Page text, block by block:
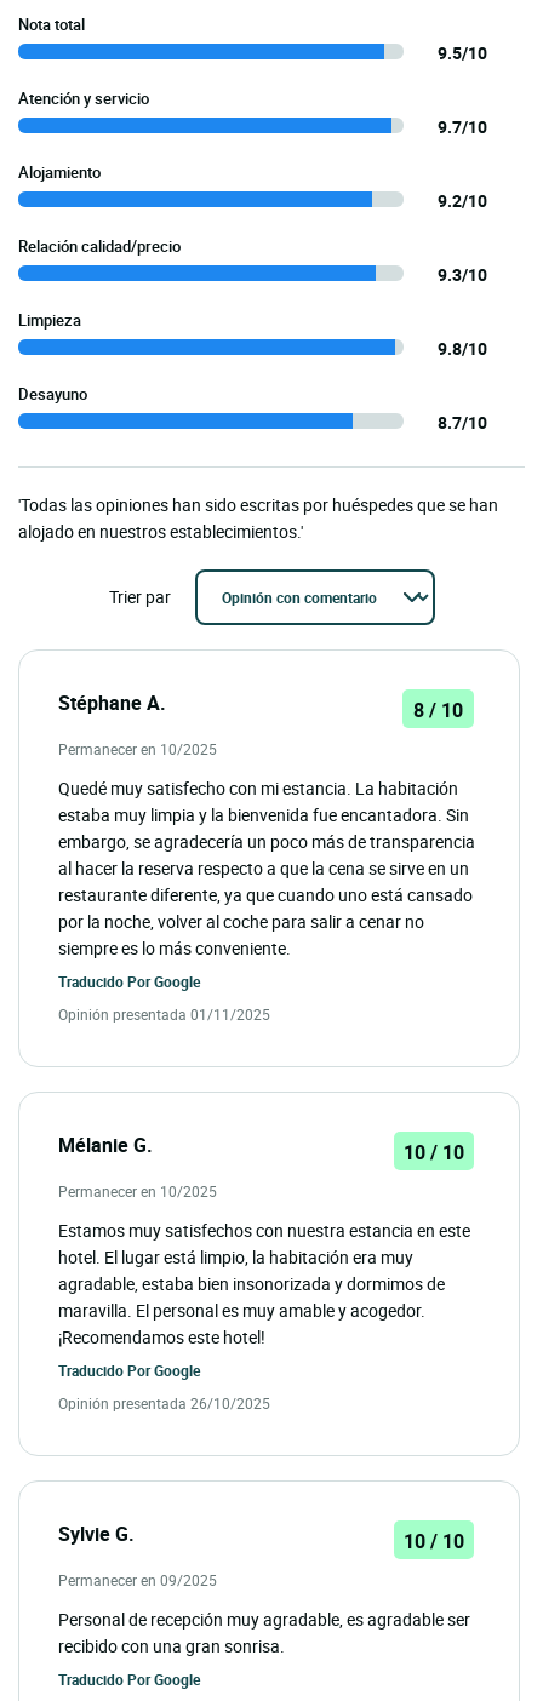
Nota total
9.5/10
Atención y servicio
9.7/10
Alojamiento
9.2/10
Relación calidad/precio
9.3/10
Limpieza
9.8/10
Desayuno
8.7/10
'Todas las opiniones han sido escritas por huéspedes que se han
alojado en nuestros establecimientos.'
Trier par
Stéphane A. 8 / 10
Permanecer en 10/2025
Quedé muy satisfecho con mi estancia. La habitación
estaba muy limpia y la bienvenida fue encantadora. Sin
embargo, se agradecería un poco más de transparencia
al hacer la reserva respecto a que la cena se sirve en un
restaurante diferente, ya que cuando uno está cansado
por la noche, volver al coche para salir a cenar no
siempre es lo más conveniente.
Traducido PorGoogle
Opinión presentada 01/11/2025
Mélanie G. 10 / 10
Permanecer en 10/2025
Estamos muy satisfechos con nuestra estancia en este
hotel. El lugar está limpio, la habitación era muy
agradable, estaba bien insonorizada y dormimos de
maravilla. El personal es muy amable y acogedor.
¡Recomendamos este hotel!
Traducido PorGoogle
Opinión presentada 26/10/2025
Sylvie G. 10 / 10
Permanecer en 09/2025
Personal de recepción muy agradable, es agradable ser
recibido con una gran sonrisa.
Traducido PorGoogle